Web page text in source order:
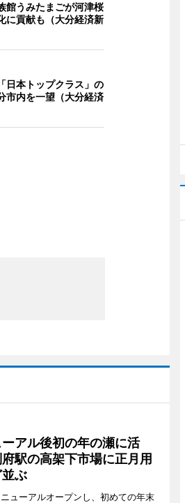
館うみたまごが河津桜
に貢献も（大分経済新
日本トップクラス」の
市内を一望（大分経済
ーアル後初の年の瀬に活
駅の高架下市場に正月用
ぶ
ューアルオープンし、初めての年末